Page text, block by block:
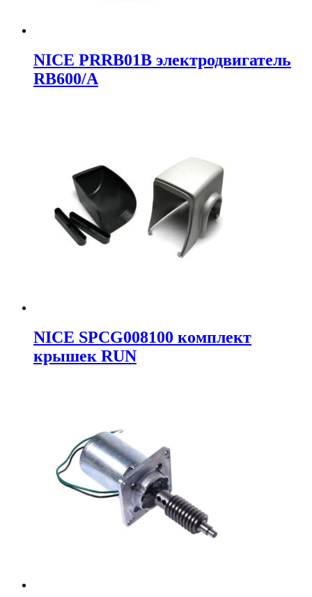
NICE PRRB01B электродвигатель
RB600/A
NICE SPCG008100 комплект
крышек RUN